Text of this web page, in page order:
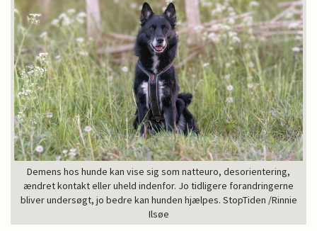
Demens hos hunde kan vise sig som natteuro, desorientering,
ændret kontakt eller uheld indenfor. Jo tidligere forandringerne
bliver undersøgt, jo bedre kan hunden hjælpes. StopTiden /Rinnie
Ilsøe